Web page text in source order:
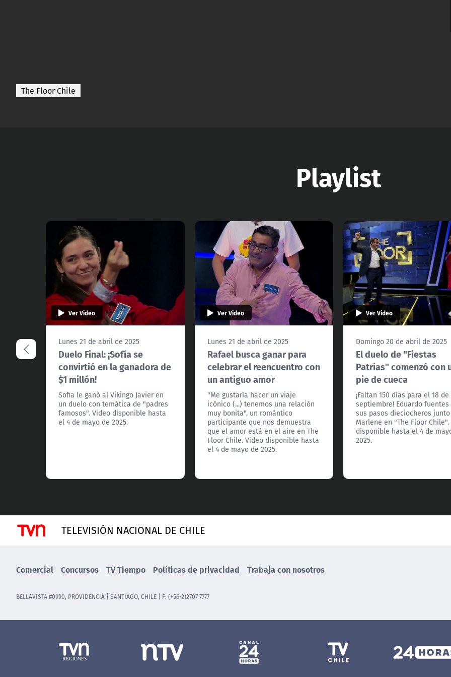
The Floor Chile
Playlist
Ver Video
Lunes 21 de abril de 2025
Duelo Final: ¡Sofía se
convirtió en la ganadora de
$1 millón!
Sofia le ganó al Vikingo Javier en
un duelo con temática de "padres
famosos". Video disponible hasta
el 4 de mayo de 2025.
Ver Video
Lunes 21 de abril de 2025
Rafael busca ganar para
celebrar el reencuentro con
un antiguo amor
"Me gustaría hacer un viaje
icónico (...) tenemos una relación
muy bonita", un romántico
participante que nos demuestra
que el amor está en el aire en The
Floor Chile. Video disponible hasta
el 4 de mayo de 2025.
Ver Video
Domingo 20 de abril de 2025
El duelo de "Fiestas
Patrias" comenzó con
pie de cueca
¡Faltan 150 días para el 18 de
septiembre! Eduardo fuentes
sus pasos dieciocheros
Marlene en "The Floor
disponible hasta el 4 de
2025.
TELEVISIÓN NACIONAL DE CHILE
Comercial Concursos TV Tiempo Políticas de privacidad Trabaja con nosotros
BELLAVISTA #0990, PROVIDENCIA | SANTIAGO, CHILE | F: (+56-2)2707 7777